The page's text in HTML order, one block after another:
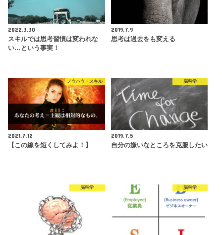
2022.3.30
スキルでは思考習慣は変われな
い…という事実！
2019.7.9
思考は過去をも変える
ノウハウ・スキル
2021.7.12
【この線を短くしてみよ！】
脳科学
2019.7.5
自分の嫌いなところを克服したい
脳科学 脳科学